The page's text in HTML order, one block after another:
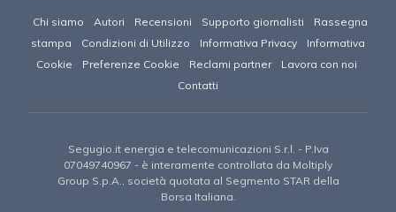
Chi siamo Autori Recensioni Supporto giornalisti
Rassegna
stampa
Condizioni di Utilizzo Informativa Privacy
Informativa
Cookie
Preferenze Cookie Reclami partner
Lavora con noi
Contatti
Segugio.it energia e telecomunicazioni S.r.l. - P.Iva
07049740967 - è interamente controllata da Moltiply
Group S.p.A., società quotata al Segmento STAR della
Borsa Italiana.